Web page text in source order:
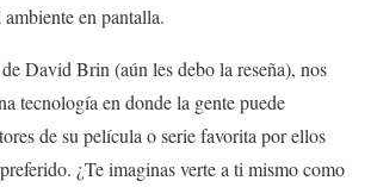
en pantalla.
David Brin (aún les debo la reseña), nos
tecnología en donde la gente puede
de su película o serie favorita por ellos
¿Te imaginas verte a ti mismo como